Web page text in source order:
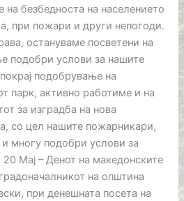
на безбедноста на населението
при пожари и други непогоди.
остануваме посветени на
подобри услови за нашите
подобрување на
парк, активно работиме и на
за изградба на нова
со цел нашите пожарникари,
многу подобри услови за
Мај – Денот на македонските
на општина
при денешната посета на